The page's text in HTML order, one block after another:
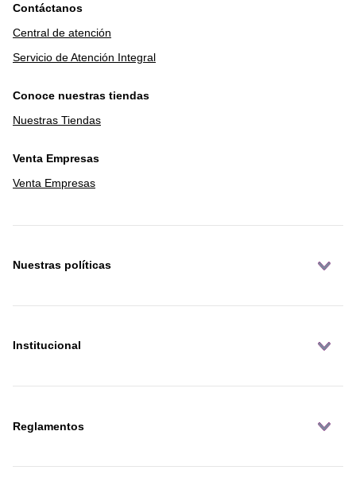
Contáctanos
Central de atención
Servicio de Atención Integral
Conoce nuestras tiendas
Nuestras Tiendas
Venta Empresas
Venta Empresas
Nuestras políticas
Institucional
Reglamentos